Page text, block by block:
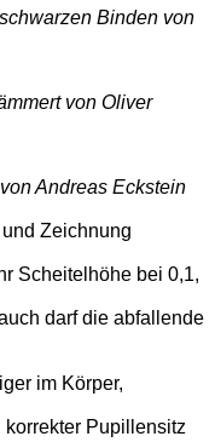
Binden von
von Oliver
Andreas Eckstein
Zeichnung
Scheitelhöhe bei 0,1,
darf die abfallende
im Körper,
Pupillensitz